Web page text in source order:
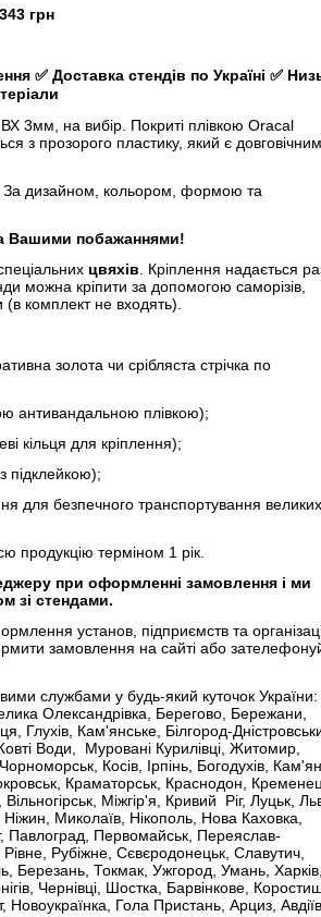
грн
✅ Доставка стендів по Україні ✅
3мм, на вибір. Покриті плівкою Oracal
з прозорого пластику, який є
За дизайном, кольором, формою та
Вашими побажаннями!
цвяхів. Кріплення надається
можна кріпити за допомогою саморізів,
комплект не входять).
золота чи срібляста стрічка по
плівкою);
кільця для кріплення);
безпечного транспортування великих
продукцію терміном 1 рік.
при оформленні замовлення і ми
зі стендами.
установ, підприємств та
замовлення на сайті або
службами у будь-який куточок України:
Олександрівка, Берегово, Бережани,
Глухів, Кам'янське, Білгород-
Води, Муровані Курилівці, Житомир,
Косів, Ірпінь, Богодухів,
Краматорськ, Краснодон,
Міжгір'я, Кривий Ріг, Луцьк,
Миколаїв, Нікополь, Нова Каховка,
Павлоград, Первомайськ, Переяслав-
Рубіжне, Сєвєродонецьк, Славутич,
Березань, Токмак, Ужгород, Умань, Харків,
Чернівці, Шостка, Барвінкове,
Гола Пристань, Арциз,